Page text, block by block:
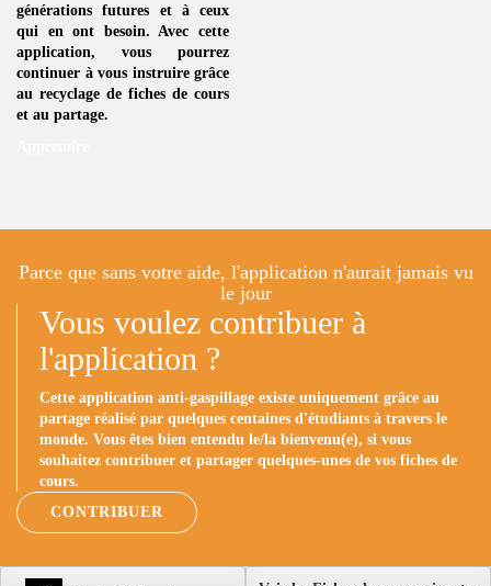
générations futures et à ceux
qui en ont besoin. Avec cette
application, vous pourrez
continuer à vous instruire grâce
au recyclage de fiches de cours
et au partage.
Parce que sans votre aide, l'application n'aurait jamais vu
le jour
Vous voulez contribuer à
l'application ?
Cette application anti-gaspillage existe uniquement grâce au
partage réalisé par quelques centaines d'étudiants à travers le
monde. Vous êtes bien entendu le/la bienvenu(e), si vous
souhaitez contribuer et partager quelques-unes de vos fiches de
cours.
CONTRIBUER